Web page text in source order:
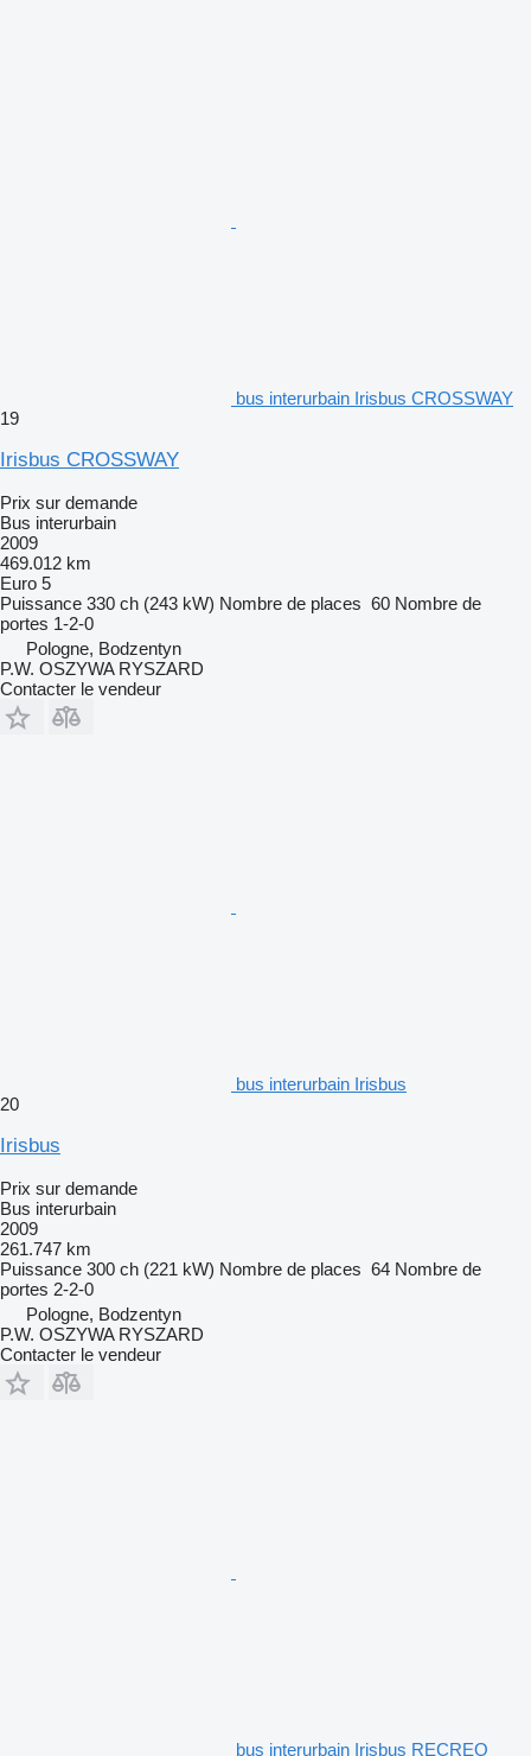
bus interurbain Irisbus CROSSWAY
19
Irisbus CROSSWAY
Prix sur demande
Bus interurbain
2009
469.012 km
Euro 5
Puissance 330 ch (243 kW) Nombre de places 60 Nombre de
portes 1-2-0
Pologne, Bodzentyn
P.W. OSZYWA RYSZARD
Contacter le vendeur
bus interurbain Irisbus
20
Irisbus
Prix sur demande
Bus interurbain
2009
261.747 km
Puissance 300 ch (221 kW) Nombre de places 64 Nombre de
portes 2-2-0
Pologne, Bodzentyn
P.W. OSZYWA RYSZARD
Contacter le vendeur
bus interurbain Irisbus RECREO